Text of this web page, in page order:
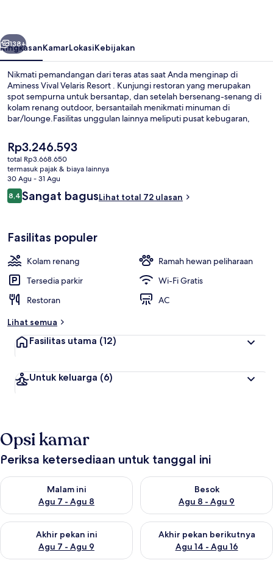
Berikutnya
138+
RingkasanKamarLokasiKebijakan
Nikmati pemandangan dari teras atas saat Anda menginap di
Aminess Vival Velaris Resort . Kunjungi restoran yang merupakan
spot sempurna untuk bersantap, dan setelah bersenang-senang di
kolam renang outdoor, bersantailah menikmati minuman di
bar/lounge.Fasilitas unggulan lainnya meliputi pusat kebugaran,
Harga
saat
ini
Rp3.246.593
Rp3.246.593
total Rp3.668.650
termasuk pajak & biaya lainnya
30 Agu - 31 Agu
Ulasan
8,48,4 dari 10
Sangat bagusLihat total 72 ulasan
Fasilitas populer
Kolam renang
Ramah hewan peliharaan
Tersedia parkir
Wi-Fi Gratis
Restoran
AC
Lihat semua
Fasilitas utama (12)
Untuk keluarga (6)
Opsi kamar
Periksa ketersediaan untuk tanggal ini
Malam ini
Agu 7 - Agu 8
Periksa ketersediaan untuk malam ini Agu 7 - Agu 8
Besok
Agu 8 - Agu 9
Periksa ketersediaan untuk
Akhir pekan ini
Agu 7 - Agu 9
Periksa ketersediaan untuk akhir pekan ini Agu 7 - Agu 9
Akhir pekan berikutnya
Agu 14 - Agu 16
Periksa ketersediaan untuk